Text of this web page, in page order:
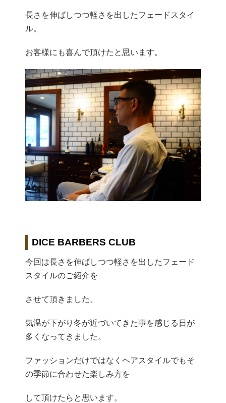
長さを伸ばしつつ軽さを出したフェードスタイ
ル。
お客様にも喜んで頂けたと思います。
DICE BARBERS CLUB
今回は長さを伸ばしつつ軽さを出したフェード
スタイルのご紹介を
させて頂きました。
気温が下がり冬が近づいてきた事を感じる日が
多くなってきました 。
ファッションだけではなくヘアスタイルでもそ
の季節に合わせた楽しみ方を
して頂けたらと思います。